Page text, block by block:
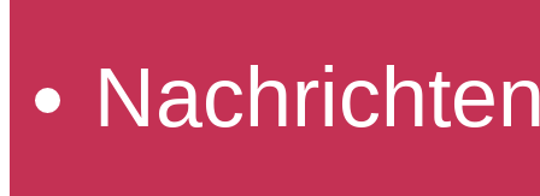
Nachrichten